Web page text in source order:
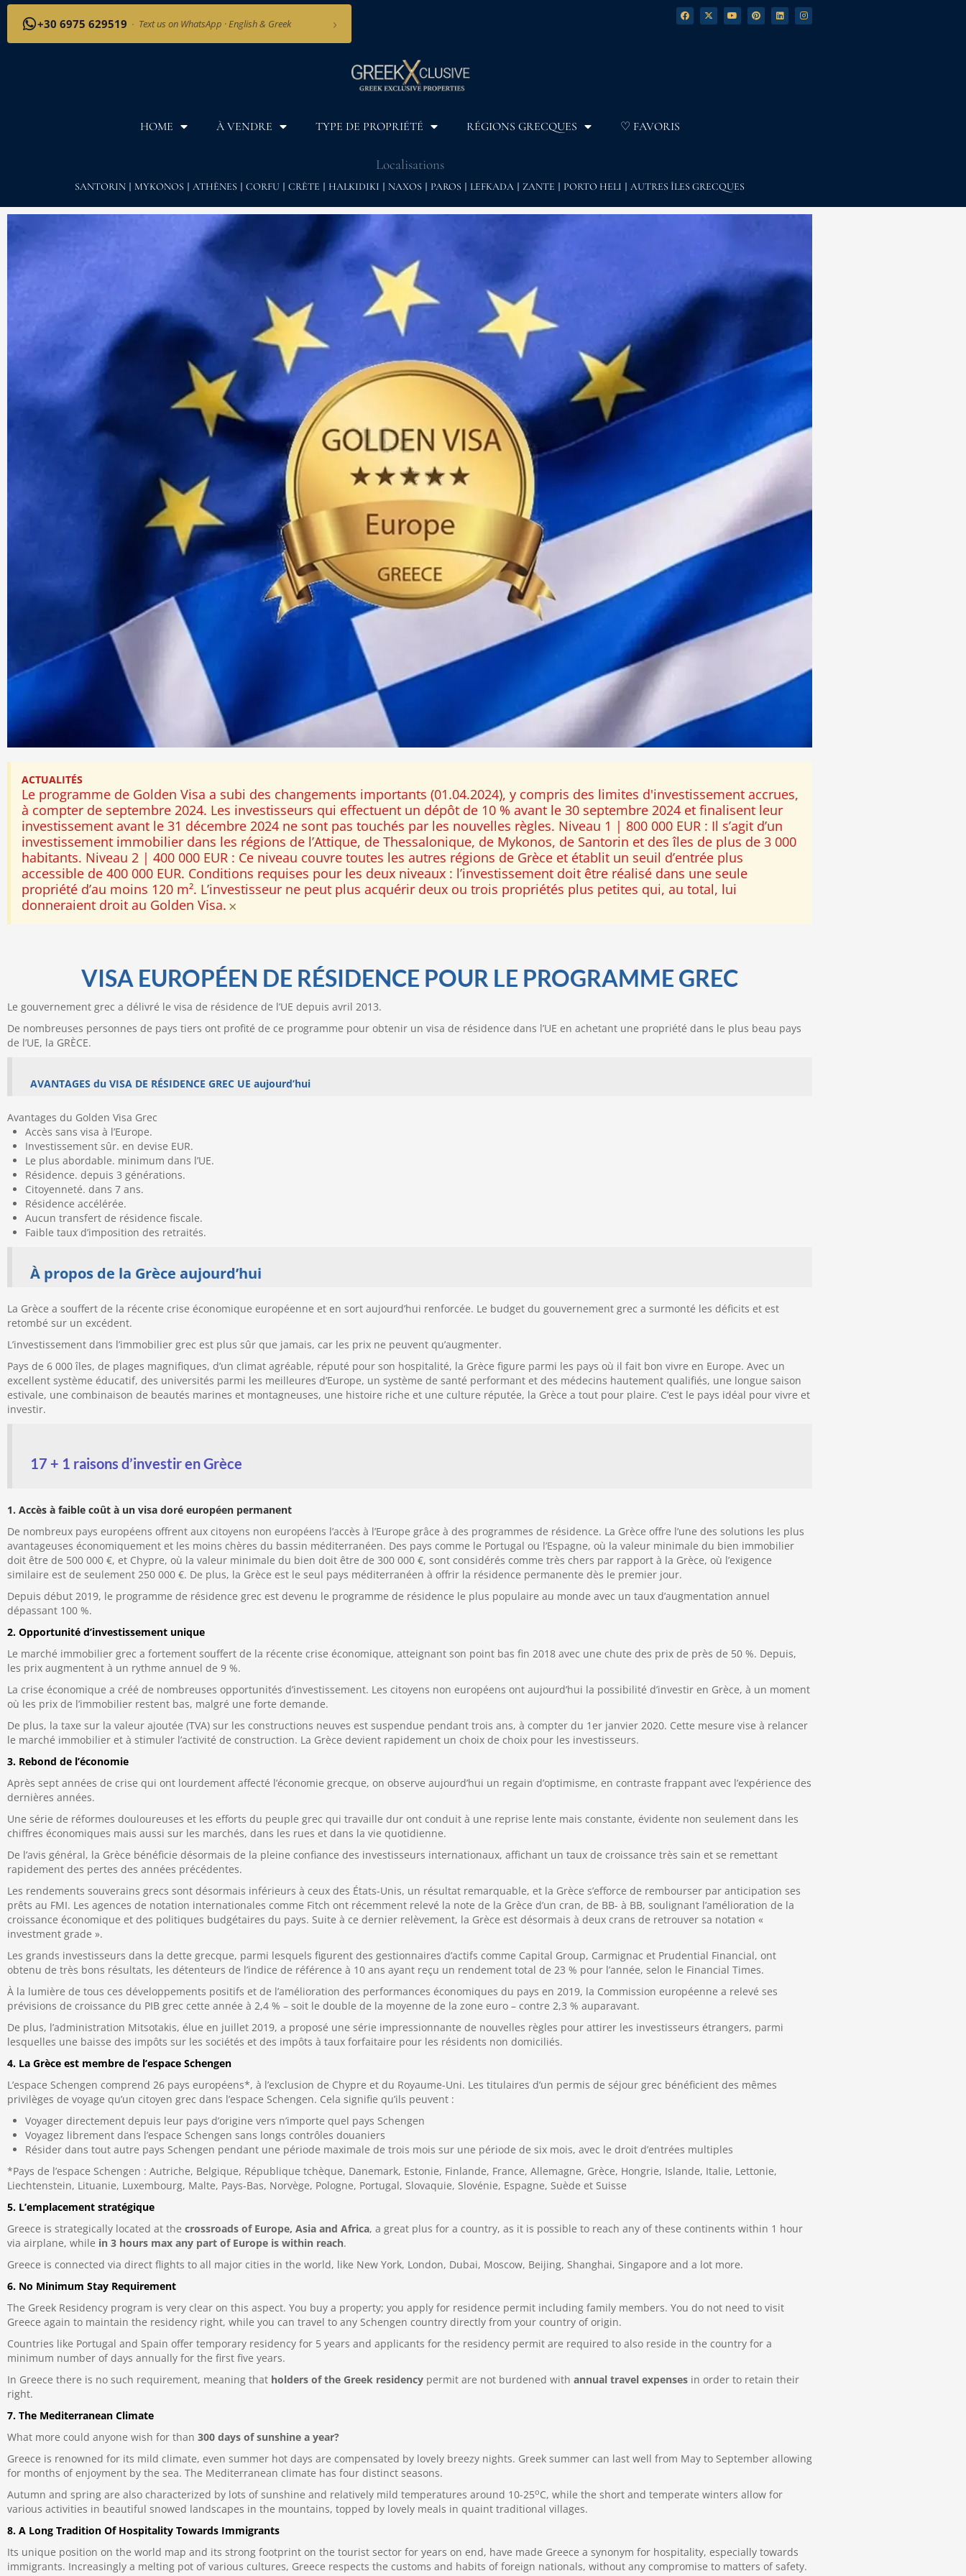
+30 6975 629519 · Text us on WhatsApp · English & Greek ›
HOME À VENDRE TYPE DE PROPRIÉTÉ RÉGIONS GRECQUES ♡ FAVORIS
Localisations
SANTORIN MYKONOS ATHÈNES CORFU CRÈTE HALKIDIKI NAXOS PAROS LEFKADA ZANTE PORTO HELI AUTRES ÎLES GRECQUES
ACTUALITÉS
Le programme de Golden Visa a subi des changements importants (01.04.2024), y compris des limites d'investissement accrues,
à compter de septembre 2024. Les investisseurs qui effectuent un dépôt de 10 % avant le 30 septembre 2024 et finalisent leur
investissement avant le 31 décembre 2024 ne sont pas touchés par les nouvelles règles. Niveau 1 | 800 000 EUR : Il s’agit d’un
investissement immobilier dans les régions de l’Attique, de Thessalonique, de Mykonos, de Santorin et des îles de plus de 3 000
habitants. Niveau 2 | 400 000 EUR : Ce niveau couvre toutes les autres régions de Grèce et établit un seuil d’entrée plus
accessible de 400 000 EUR. Conditions requises pour les deux niveaux : l’investissement doit être réalisé dans une seule
propriété d’au moins 120 m². L’investisseur ne peut plus acquérir deux ou trois propriétés plus petites qui, au total, lui
donneraient droit au Golden Visa. ×
VISA EUROPÉEN DE RÉSIDENCE POUR LE PROGRAMME GREC
Le gouvernement grec a délivré le visa de résidence de l’UE depuis avril 2013.
De nombreuses personnes de pays tiers ont profité de ce programme pour obtenir un visa de résidence dans l’UE en achetant une propriété dans le plus beau pays
de l’UE, la GRÈCE.
AVANTAGES du VISA DE RÉSIDENCE GREC UE aujourd’hui
Avantages du Golden Visa Grec
Accès sans visa à l’Europe.
Investissement sûr. en devise EUR.
Le plus abordable. minimum dans l’UE.
Résidence. depuis 3 générations.
Citoyenneté. dans 7 ans.
Résidence accélérée.
Aucun transfert de résidence fiscale.
Faible taux d’imposition des retraités.
À propos de la Grèce aujourd’hui
La Grèce a souffert de la récente crise économique européenne et en sort aujourd’hui renforcée. Le budget du gouvernement grec a surmonté les déficits et est
retombé sur un excédent.
L’investissement dans l’immobilier grec est plus sûr que jamais, car les prix ne peuvent qu’augmenter.
Pays de 6 000 îles, de plages magnifiques, d’un climat agréable, réputé pour son hospitalité, la Grèce figure parmi les pays où il fait bon vivre en Europe. Avec un
excellent système éducatif, des universités parmi les meilleures d’Europe, un système de santé performant et des médecins hautement qualifiés, une longue saison
estivale, une combinaison de beautés marines et montagneuses, une histoire riche et une culture réputée, la Grèce a tout pour plaire. C’est le pays idéal pour vivre et
investir.
17 + 1 raisons d’investir en Grèce
1. Accès à faible coût à un visa doré européen permanent
De nombreux pays européens offrent aux citoyens non européens l’accès à l’Europe grâce à des programmes de résidence. La Grèce offre l’une des solutions les plus
avantageuses économiquement et les moins chères du bassin méditerranéen. Des pays comme le Portugal ou l’Espagne, où la valeur minimale du bien immobilier
doit être de 500 000 €, et Chypre, où la valeur minimale du bien doit être de 300 000 €, sont considérés comme très chers par rapport à la Grèce, où l’exigence
similaire est de seulement 250 000 €. De plus, la Grèce est le seul pays méditerranéen à offrir la résidence permanente dès le premier jour.
Depuis début 2019, le programme de résidence grec est devenu le programme de résidence le plus populaire au monde avec un taux d’augmentation annuel
dépassant 100 %.
2. Opportunité d’investissement unique
Le marché immobilier grec a fortement souffert de la récente crise économique, atteignant son point bas fin 2018 avec une chute des prix de près de 50 %. Depuis,
les prix augmentent à un rythme annuel de 9 %.
La crise économique a créé de nombreuses opportunités d’investissement. Les citoyens non européens ont aujourd’hui la possibilité d’investir en Grèce, à un moment
où les prix de l’immobilier restent bas, malgré une forte demande.
De plus, la taxe sur la valeur ajoutée (TVA) sur les constructions neuves est suspendue pendant trois ans, à compter du 1er janvier 2020. Cette mesure vise à relancer
le marché immobilier et à stimuler l’activité de construction. La Grèce devient rapidement un choix de choix pour les investisseurs.
3. Rebond de l’économie
Après sept années de crise qui ont lourdement affecté l’économie grecque, on observe aujourd’hui un regain d’optimisme, en contraste frappant avec l’expérience des
dernières années.
Une série de réformes douloureuses et les efforts du peuple grec qui travaille dur ont conduit à une reprise lente mais constante, évidente non seulement dans les
chiffres économiques mais aussi sur les marchés, dans les rues et dans la vie quotidienne.
De l’avis général, la Grèce bénéficie désormais de la pleine confiance des investisseurs internationaux, affichant un taux de croissance très sain et se remettant
rapidement des pertes des années précédentes.
Les rendements souverains grecs sont désormais inférieurs à ceux des États-Unis, un résultat remarquable, et la Grèce s’efforce de rembourser par anticipation ses
prêts au FMI. Les agences de notation internationales comme Fitch ont récemment relevé la note de la Grèce d’un cran, de BB- à BB, soulignant l’amélioration de la
croissance économique et des politiques budgétaires du pays. Suite à ce dernier relèvement, la Grèce est désormais à deux crans de retrouver sa notation «
investment grade ».
Les grands investisseurs dans la dette grecque, parmi lesquels figurent des gestionnaires d’actifs comme Capital Group, Carmignac et Prudential Financial, ont
obtenu de très bons résultats, les détenteurs de l’indice de référence à 10 ans ayant reçu un rendement total de 23 % pour l’année, selon le Financial Times.
À la lumière de tous ces développements positifs et de l’amélioration des performances économiques du pays en 2019, la Commission européenne a relevé ses
prévisions de croissance du PIB grec cette année à 2,4 % – soit le double de la moyenne de la zone euro – contre 2,3 % auparavant.
De plus, l’administration Mitsotakis, élue en juillet 2019, a proposé une série impressionnante de nouvelles règles pour attirer les investisseurs étrangers, parmi
lesquelles une baisse des impôts sur les sociétés et des impôts à taux forfaitaire pour les résidents non domiciliés.
4. La Grèce est membre de l’espace Schengen
L’espace Schengen comprend 26 pays européens*, à l’exclusion de Chypre et du Royaume-Uni. Les titulaires d’un permis de séjour grec bénéficient des mêmes
privilèges de voyage qu’un citoyen grec dans l’espace Schengen. Cela signifie qu’ils peuvent :
Voyager directement depuis leur pays d’origine vers n’importe quel pays Schengen
Voyagez librement dans l’espace Schengen sans longs contrôles douaniers
Résider dans tout autre pays Schengen pendant une période maximale de trois mois sur une période de six mois, avec le droit d’entrées multiples
*Pays de l’espace Schengen : Autriche, Belgique, République tchèque, Danemark, Estonie, Finlande, France, Allemagne, Grèce, Hongrie, Islande, Italie, Lettonie,
Liechtenstein, Lituanie, Luxembourg, Malte, Pays-Bas, Norvège, Pologne, Portugal, Slovaquie, Slovénie, Espagne, Suède et Suisse
5. L’emplacement stratégique
Greece is strategically located at the crossroads of Europe, Asia and Africa, a great plus for a country, as it is possible to reach any of these continents within 1 hour
via airplane, while in 3 hours max any part of Europe is within reach.
Greece is connected via direct flights to all major cities in the world, like New York, London, Dubai, Moscow, Beijing, Shanghai, Singapore and a lot more.
6. No Minimum Stay Requirement
The Greek Residency program is very clear on this aspect. You buy a property; you apply for residence permit including family members. You do not need to visit
Greece again to maintain the residency right, while you can travel to any Schengen country directly from your country of origin.
Countries like Portugal and Spain offer temporary residency for 5 years and applicants for the residency permit are required to also reside in the country for a
minimum number of days annually for the first five years.
In Greece there is no such requirement, meaning that holders of the Greek residency permit are not burdened with annual travel expenses in order to retain their
right.
7. The Mediterranean Climate
What more could anyone wish for than 300 days of sunshine a year?
Greece is renowned for its mild climate, even summer hot days are compensated by lovely breezy nights. Greek summer can last well from May to September allowing
for months of enjoyment by the sea. The Mediterranean climate has four distinct seasons.
Autumn and spring are also characterized by lots of sunshine and relatively mild temperatures around 10-25oC, while the short and temperate winters allow for
various activities in beautiful snowed landscapes in the mountains, topped by lovely meals in quaint traditional villages.
8. A Long Tradition Οf Hospitality Towards Immigrants
Its unique position on the world map and its strong footprint on the tourist sector for years on end, have made Greece a synonym for hospitality, especially towards
immigrants. Increasingly a melting pot of various cultures, Greece respects the customs and habits of foreign nationals, without any compromise to matters of safety.